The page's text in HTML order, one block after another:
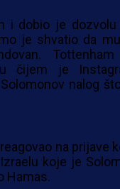
i dobio je
je shvatio da
čijem je
nalog
na prijave
koje je
Hamas.